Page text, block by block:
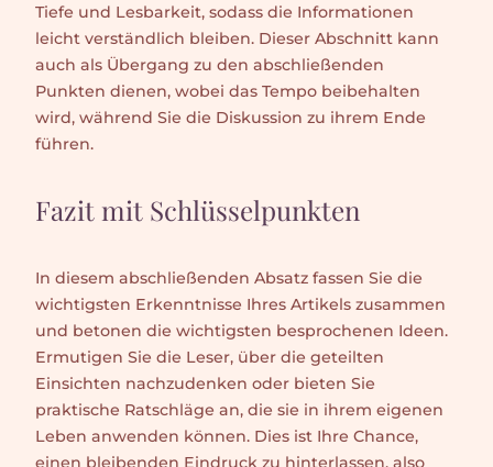
Tiefe und Lesbarkeit, sodass die Informationen
leicht verständlich bleiben. Dieser Abschnitt kann
auch als Übergang zu den abschließenden
Punkten dienen, wobei das Tempo beibehalten
wird, während Sie die Diskussion zu ihrem Ende
führen.
Fazit mit Schlüsselpunkten
In diesem abschließenden Absatz fassen Sie die
wichtigsten Erkenntnisse Ihres Artikels zusammen
und betonen die wichtigsten besprochenen Ideen.
Ermutigen Sie die Leser, über die geteilten
Einsichten nachzudenken oder bieten Sie
praktische Ratschläge an, die sie in ihrem eigenen
Leben anwenden können. Dies ist Ihre Chance,
einen bleibenden Eindruck zu hinterlassen, also